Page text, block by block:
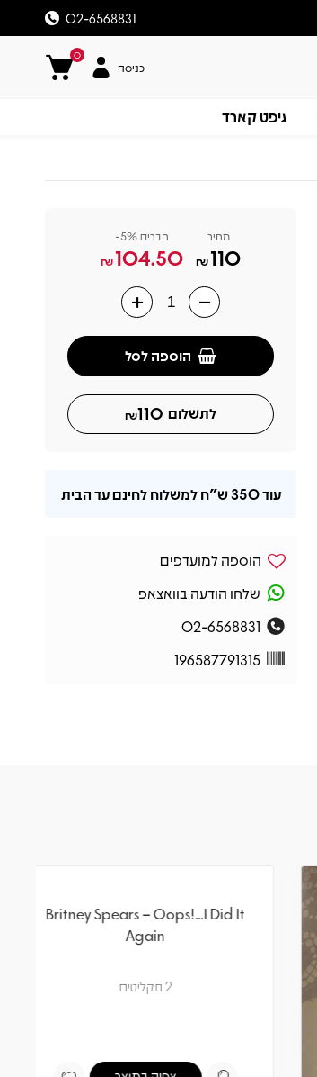
02-6568831
0
כניסה
גיפט קארד
מחיר
110
₪
חברים 5%-
104.50
₪
הוספה לסל
לתשלום 110
₪
עוד350 ש"ח למשלוח לחינם עד הבית
הוספה למועדפים
שלחו הודעה בוואצאפ
02-6568831
196587791315